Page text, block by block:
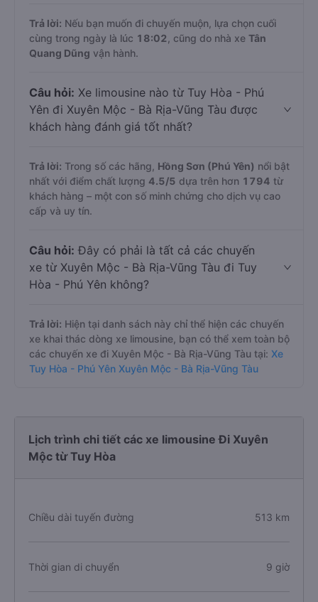
Trả lời: Nếu bạn muốn đi chuyến muộn, lựa chọn cuối
cùng trong ngày là lúc 18:02 , cũng do nhà xe Tân
Quang Dũng vận hành.
Câu hỏi: Xe limousine nào từ Tuy Hòa - Phú
Yên đi Xuyên Mộc - Bà Rịa-Vũng Tàu được
khách hàng đánh giá tốt nhất?
Trả lời: Trong số các hãng, Hồng Sơn (Phú Yên) nổi bật
nhất với điểm chất lượng 4.5/5 dựa trên hơn 1794 từ
khách hàng – một con số minh chứng cho dịch vụ cao
cấp và uy tín.
Câu hỏi: Đây có phải là tất cả các chuyến
xe từ Xuyên Mộc - Bà Rịa-Vũng Tàu đi Tuy
Hòa - Phú Yên không?
Trả lời: Hiện tại danh sách này chỉ thể hiện các chuyến
xe khai thác dòng xe limousine, bạn có thể xem toàn bộ
các chuyến xe đi Xuyên Mộc - Bà Rịa-Vũng Tàu tại: Xe
Tuy Hòa - Phú Yên Xuyên Mộc - Bà Rịa-Vũng Tàu
Lịch trình chi tiết các xe limousine Đi Xuyên
Mộc từ Tuy Hòa
Chiều dài tuyến đường 513 km
Thời gian di chuyển 9 giờ